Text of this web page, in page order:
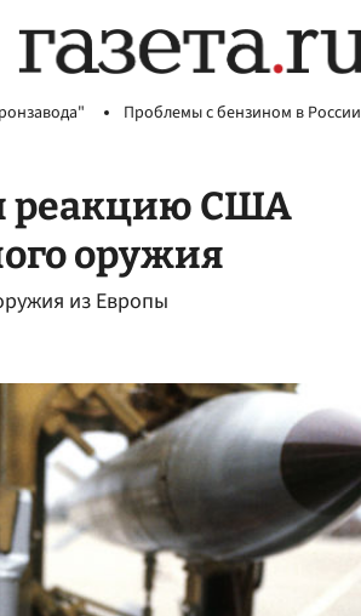
Проблемы с бензином в России
реакцию США
оружия
из Европы